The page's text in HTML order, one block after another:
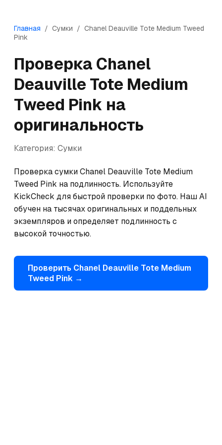
Главная / Сумки / Chanel Deauville Tote Medium Tweed
Pink
Проверка Chanel
Deauville Tote Medium
Tweed Pink на
оригинальность
Категория: Сумки
Проверка сумки Chanel Deauville Tote Medium
Tweed Pink на подлинность. Используйте
KickCheck для быстрой проверки по фото. Наш AI
обучен на тысячах оригинальных и поддельных
экземпляров и определяет подлинность с
высокой точностью.
Проверить Chanel Deauville Tote Medium
Tweed Pink →